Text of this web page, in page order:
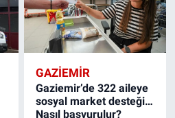
GAZIEMIR
Gaziemir’de 322 aileye
sosyal market desteği…
Nasıl başvurulur?